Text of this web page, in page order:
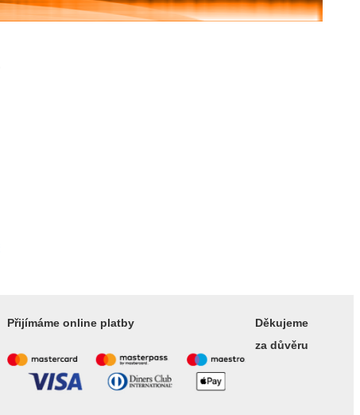
Přijímáme online platby
Děkujeme
za důvěru